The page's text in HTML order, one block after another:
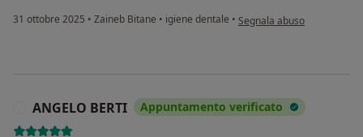
31 ottobre 2025 • Zaineb Bitane • igiene dentale • secondo l'opinione
Segnala abuso
ANGELO BERTI Appuntamento verificato